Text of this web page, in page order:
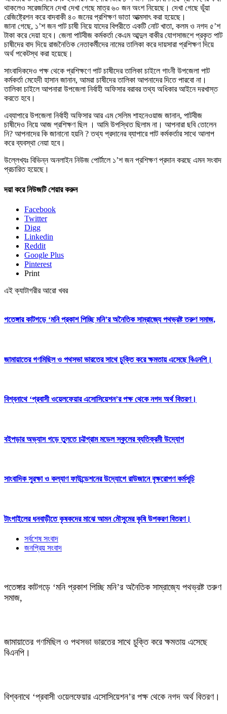
থাকলেও সরেজমিনে দেখা দেখা গেছে মাত্র ৬০ জন অংশ নিয়েছে। দেখা গেছে ভূঁয়া
রেজিষ্ট্রেশন করে বাদবাকী ৪০ জনের প্রশিক্ষণ ভাতা আত্মসাৎ করা হয়েছে।
জানা গেছে, ১’শ জন পাট চাষী নিয়ে যাদের বিপরীতে একটি নোট খাতা, কলম ও নগদ ৫’শ
টাকা করে দেয়া হবে। জেলা পাটবীজ কর্মকর্তা কেএম আব্দুল বাকীর যোগসাজশে প্রকৃত পাট
চাষীদের বাদ দিয়ে রাজনৈতিক নেতাকর্মীদের নামের তালিকা করে দায়সারা প্রশিক্ষণ দিয়ে
অর্থ পকেটস্থ করা হয়েছে।
সাংবাদিকদেও পক্ষ থেকে প্রশিক্ষণে পাট চাষীদের তালিকা চাইলে গাংনী উপজেলা পাট
কর্মকর্তা মেহেদী হাসান জানান, আমরা চাষীদের তালিকা আপনাদের দিতে পারবো না।
তালিকা চাইলে আপনারা উপজেলা নির্বাহী অফিসার বরাবর তথ্য অধিকার আইনে দরখাস্ত
করতে হবে।
এব্যাপারে উপজেলা নির্বাহী অফিসার আর এম সেলিম শাহনেওয়াজ জানান, পাটবীজ
চাষীদেও নিয়ে আজ প্রশিক্ষণ ছিল । আমি উপস্থিত ছিলাম না। আপনারা ছবি তোলেন
নি? আপনাদের কি জানানো হয়নি ? তথ্য প্রদানের ব্যাপারে পাট কর্মকর্তার সাথে আলাপ
করে ব্যবস্থা নেয়া হবে।
উল্লেখ্যঃ বিভিন্ন অনলাইন নিউজ পোর্টালে ১’শ জন প্রশিক্ষণ প্রদান করছে এমন সংবাদ
প্রচারিত হয়েছে।
দয়া করে নিউজটি শেয়ার করুন
Facebook
Twitter
Digg
Linkedin
Reddit
Google Plus
Pinterest
Print
এই ক্যাটাগরীর আরো খবর
পতেঙ্গার কাটগড়ে ‘মনি প্রকাশ পিচ্ছি মনি’র অনৈতিক সাম্রাজ্যে পথভ্রষ্ট তরুণ সমাজ,
জামায়াতের গণমিছিল ও পথসভা ভারতের সাথে চুক্তি করে ক্ষমতায় এসেছে বিএনপি।
বিশ্বনাথে ‘প্রবাসী ওয়েলফেয়ার এসোসিয়েশন’র পক্ষ থেকে নগদ অর্থ বিতরণ।
বইপড়ার অভ্যাস গড়ে তুলতে চট্টগ্রাম মডেল স্কুলের ব্যতিক্রমী উদ্যোগ
সাংবাদিক সুরক্ষা ও কল্যাণ ফাউন্ডেশনের উদ্যোগে রাউজানে বৃক্ষরোপণ কর্মসূচি
টাংগাইলের ধনবাড়ীতে কৃষকদের মাঝে আমন মৌসুমের কৃষি উপকরণ বিতরণ।
সর্বশেষ সংবাদ
জনপ্রিয় সংবাদ
পতেঙ্গার কাটগড়ে ‘মনি প্রকাশ পিচ্ছি মনি’র অনৈতিক সাম্রাজ্যে পথভ্রষ্ট তরুণ
সমাজ,
জামায়াতের গণমিছিল ও পথসভা ভারতের সাথে চুক্তি করে ক্ষমতায় এসেছে
বিএনপি।
বিশ্বনাথে ‘প্রবাসী ওয়েলফেয়ার এসোসিয়েশন’র পক্ষ থেকে নগদ অর্থ বিতরণ।